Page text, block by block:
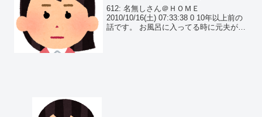
た…逃げた私を、包丁で追いかけ
まわし…
612: 名無しさん＠ＨＯＭＥ
2010/10/16(土) 07:33:38 0 10年以上前の
話です。 お風呂に入ってる時に元夫がシ